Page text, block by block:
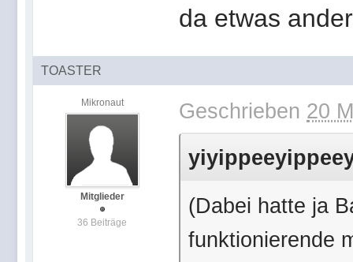
da etwas
TOASTER
Mikronaut
Mitglieder
36 Beiträge
Geschrieben 20
(Dabei hatte ja
funktionierende